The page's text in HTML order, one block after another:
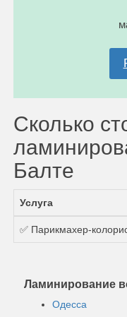
Сколько
Балте
Услуга
✅ Парикмахер-
Ламинирование
Одесса